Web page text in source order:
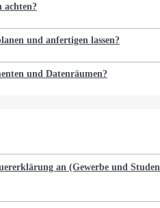
achten?
und anfertigen lassen?
und Datenräumen?
an (Gewerbe und